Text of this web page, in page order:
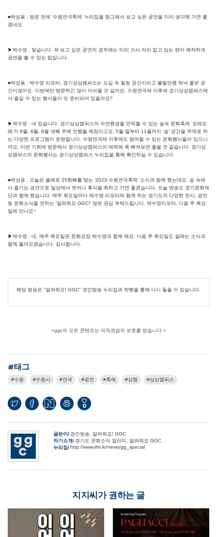
■박성용 : 방문 전에 ‘수원연극축제’ 누리집을 참고해서 보고 싶은 공연을 미리 생각해 가면 좋
겠네요.
▶박수영 : 맞습니다. 꼭 보고 싶은 공연의 경우에는 미리 가서 자리 잡고 있는 편이 쾌적하게
공연을 볼 수 있는 팁입니다.
■박성용 : 박수영 리포터, 경기상상캠퍼스는 도심 속 힐링 공간이라고 불릴만큼 워낙 좋은 공
간이잖아요. 이번에만 방문하긴 많이 아쉬울 것 같아요. 수원연극제 이후에 경기상상캠퍼스에
서 즐길 수 있는 행사들이 또 준비되어 있을까요?
▶박수영 : 네 있습니다. 경기상상캠퍼스의 자연환경을 만끽할 수 있는 숲속 문화축제 ‘포레포
레’가 6월, 8월, 9월 넷째 주에 진행될 예정이고요, 5월 말부터 11월까지 ‘숲’ 공간을 주제로 하
는 다양한 프로그램이 운영됩니다. 수원연극제 이후에도 참여할 수 있는 문화행사들이 있으니
까요, 이번 기회에 방문해서 경기상상캠퍼스의 매력에 푹 빠져보면 좋을 것 같습니다. 경기상
상캠퍼스의 문화행사는 경기상상캠퍼스 누리집을 통해 확인하실 수 있습니다.
■박성용 : 오늘은 올해로 25회째를 맞는 ‘2023 수원연극축제’ 소식과 함께 했는데요. 숲 속에
서 즐기는 공연으로 일상에서 벗어나 휴식을 취하고 가면 좋겠습니다. 오늘 방송도 경기문화재
단과 함께 했습니다. 매주 목요일마다 박수영 리포터와 함께 하는 경기도의 다양한 전시, 공연
등 문화소식을 전하는 ‘알려줘요 GGC!' 많은 관심 부탁드립니다. 박수영리포터, 다음 주 목요
일에 만나요~
▶박수영 : 네, 매주 목요일은 문화요정 박수영과 함께 해요. 다음 주 목요일도 설레는 소식과
함께 돌아오겠습니다. 감사합니다.
해당 방송은 "알려줘요! GGC" 경인방송 누리집과 팟빵을 통해 다시 들을 수 있습니다.
<ggc의 모든 콘텐츠는 저작권법의 보호를 받습니다.>
#태그
수원 수원시 연극 공연 축제 상캠 상상캠퍼스
0
글쓴이
경인방송, 알려줘요! GGC
자기소개
경기도 문화소식 알리미, 알려줘요 GGC
누리집 http://www.ifm.kr/news/gg_special
지지씨가 권하는 글